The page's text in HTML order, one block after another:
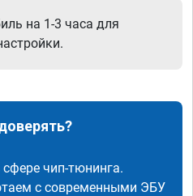
на 1-3 часа для
чип-тюнинга.
с современными ЭБУ